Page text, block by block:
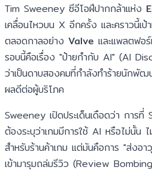
Tim Sweeney ซีอีโอฝีปากกล้าแห่ง
เคลื่อนไหวบน X อีกครั้ง และคราวนี้เ
ตลอดกาลอย่าง Valve และแพลตฟอ
รอบนี้คือเรื่อง "ป้ายกำกับ AI" (AI
ว่าเป็นดาบสองคมที่กำลังทำร้ายนักพัฒ
ผลดีต่อผู้บริโภค
Sweeney เปิดประเด็นเดือดว่า การ
ต้องระบุว่าเกมมีการใช้ AI หรือไม่นั้น ไ
สำหรับร้านค้าเกม แต่มันคือการ "ส่งอ
เข้ามารุมถล่มรีวิว (Review